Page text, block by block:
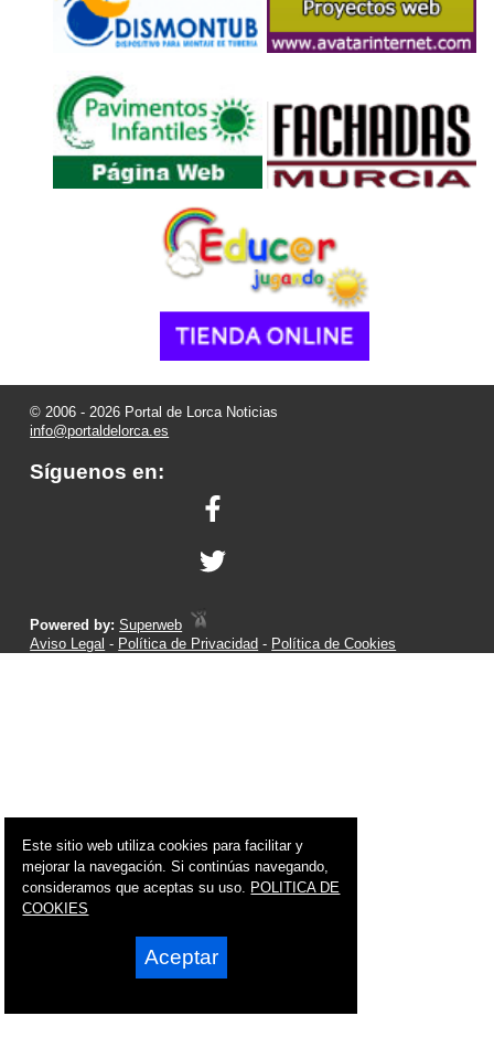
© 2006 - 2026 Portal de Lorca Noticias
info@portaldelorca.es
Síguenos en:
Powered by:Superweb
Aviso Legal - Política de Privacidad - Política de Cookies
Este sitio web utiliza cookies para facilitar y
mejorar la navegación. Si continúas navegando,
consideramos que aceptas su uso. POLITICA DE
COOKIES
Aceptar